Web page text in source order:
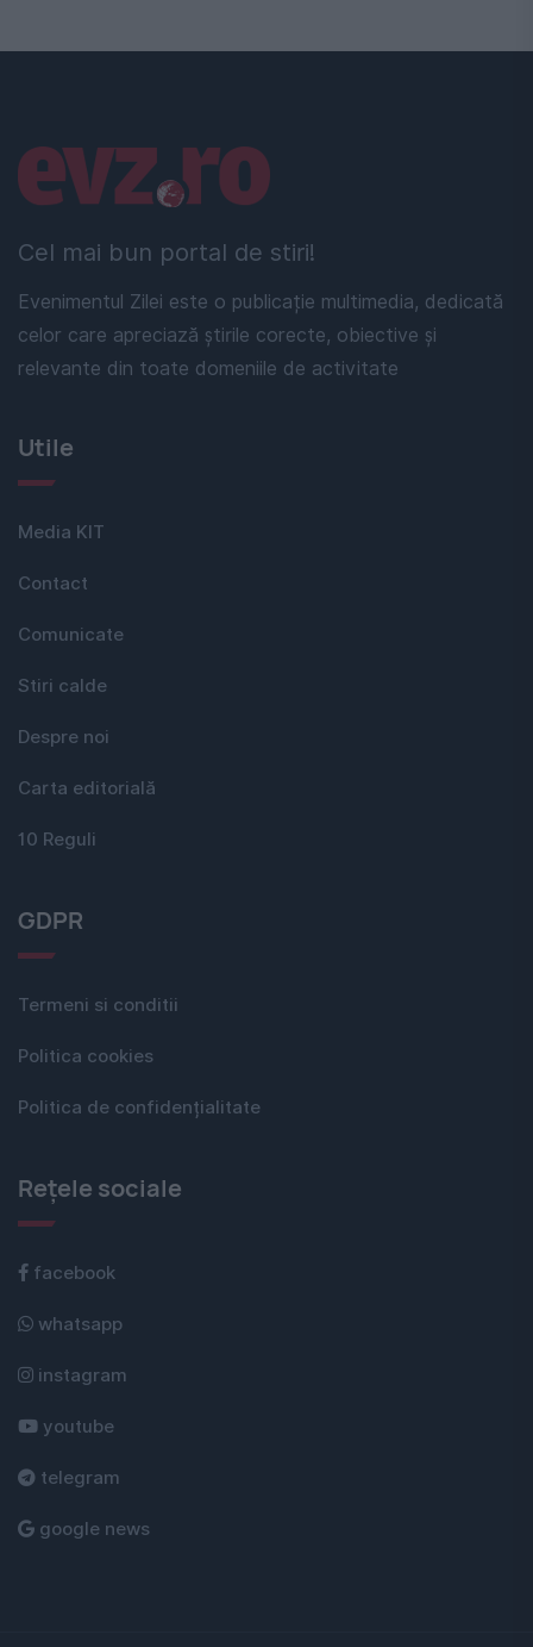
Cel mai bun portal de stiri!
Evenimentul Zilei este o publicație multimedia, dedicată
celor care apreciază știrile corecte, obiective și
relevante din toate domeniile de activitate
Linkuri utile
Utile
Media KIT
Contact
Comunicate
Stiri calde
Despre noi
Carta editorială
10 Reguli
GDPR
Termeni si conditii
Politica cookies
Politica de confidențialitate
Rețele sociale
facebook
whatsapp
instagram
youtube
telegram
google news